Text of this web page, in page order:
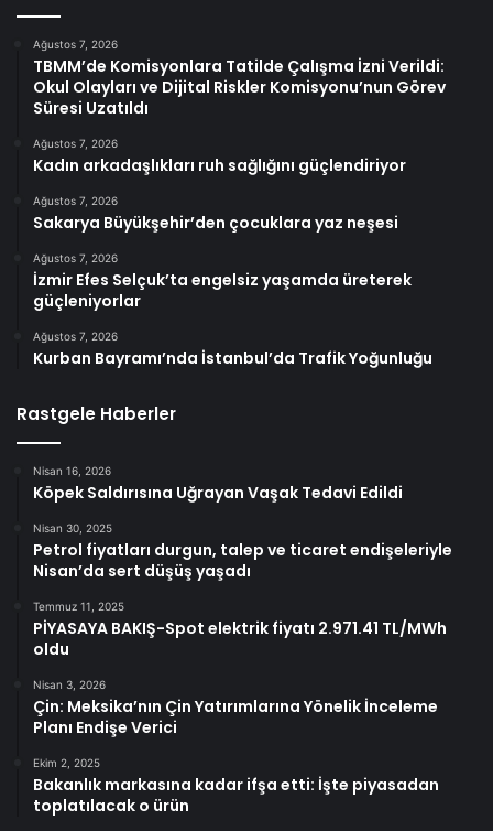
Ağustos 7, 2026
TBMM’de Komisyonlara Tatilde Çalışma İzni Verildi:
Okul Olayları ve Dijital Riskler Komisyonu’nun Görev
Süresi Uzatıldı
Ağustos 7, 2026
Kadın arkadaşlıkları ruh sağlığını güçlendiriyor
Ağustos 7, 2026
Sakarya Büyükşehir’den çocuklara yaz neşesi
Ağustos 7, 2026
İzmir Efes Selçuk’ta engelsiz yaşamda üreterek
güçleniyorlar
Ağustos 7, 2026
Kurban Bayramı’nda İstanbul’da Trafik Yoğunluğu
Rastgele Haberler
Nisan 16, 2026
Köpek Saldırısına Uğrayan Vaşak Tedavi Edildi
Nisan 30, 2025
Petrol fiyatları durgun, talep ve ticaret endişeleriyle
Nisan’da sert düşüş yaşadı
Temmuz 11, 2025
PİYASAYA BAKIŞ-Spot elektrik fiyatı 2.971.41 TL/MWh
oldu
Nisan 3, 2026
Çin: Meksika’nın Çin Yatırımlarına Yönelik İnceleme
Planı Endişe Verici
Ekim 2, 2025
Bakanlık markasına kadar ifşa etti: İşte piyasadan
toplatılacak o ürün